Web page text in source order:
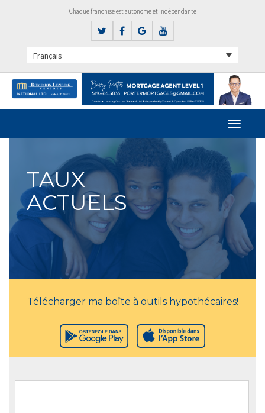
Chaque franchise est autonome et indépendante
Français
TAUX
ACTUELS
–
Télécharger ma boîte à outils hypothécaires!